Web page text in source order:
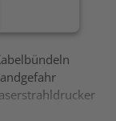
Platform